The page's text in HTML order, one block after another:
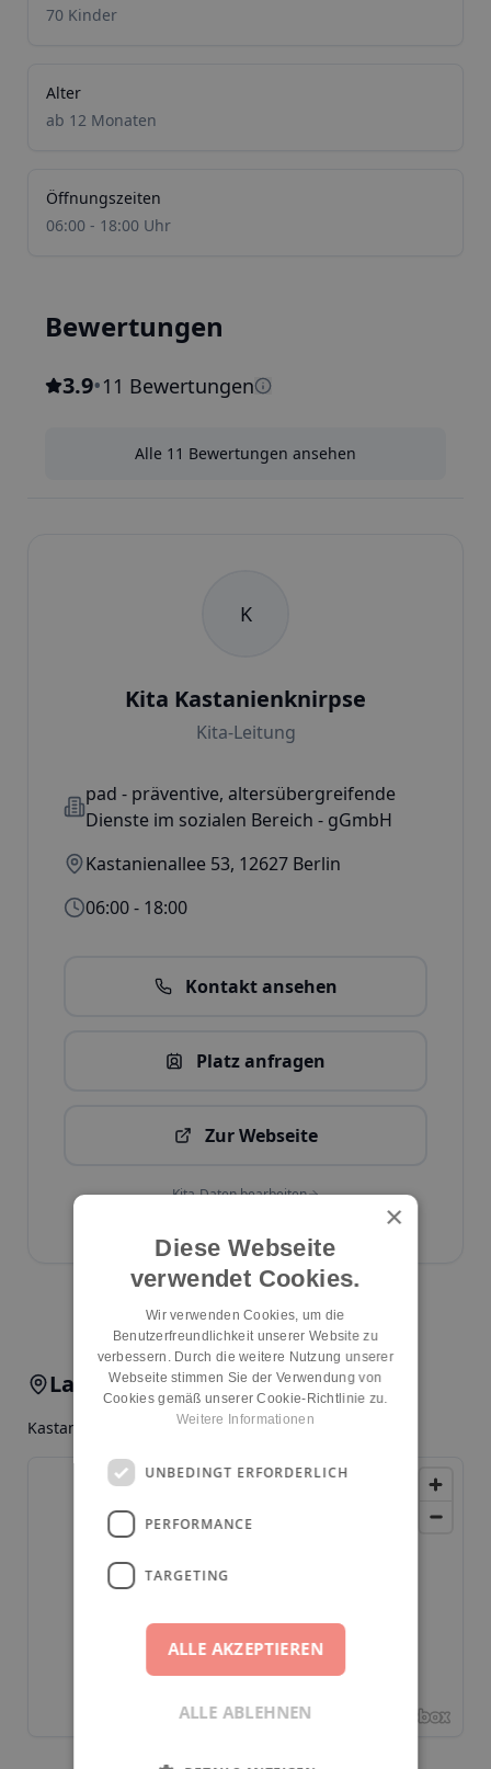
70 Kinder
Alter
ab 12 Monaten
Öffnungszeiten
06:00 - 18:00 Uhr
Bewertungen
3.9•11 Bewertungen
Alle 11 Bewertungen ansehen
K
Kita Kastanienknirpse
Kita-Leitung
pad - präventive, altersübergreifende
Dienste im sozialen Bereich - gGmbH
Kastanienallee 53, 12627 Berlin
06:00 - 18:00
Kontakt ansehen
Platz anfragen
Zur Webseite
Kita-Daten bearbeiten
Lage & Anfahrt
Kastanienallee 53, 12627, Berlin, Hellersdorf
×
Diese Webseite
verwendet Cookies.
Wir verwenden Cookies, um die
Benutzerfreundlichkeit unserer Website zu
verbessern. Durch die weitere Nutzung unserer
Webseite stimmen Sie der Verwendung von
Cookies gemäß unserer Cookie-Richtlinie zu.
Weitere Informationen
UNBEDINGT ERFORDERLICH
PERFORMANCE
TARGETING
ALLE AKZEPTIEREN
ALLE ABLEHNEN